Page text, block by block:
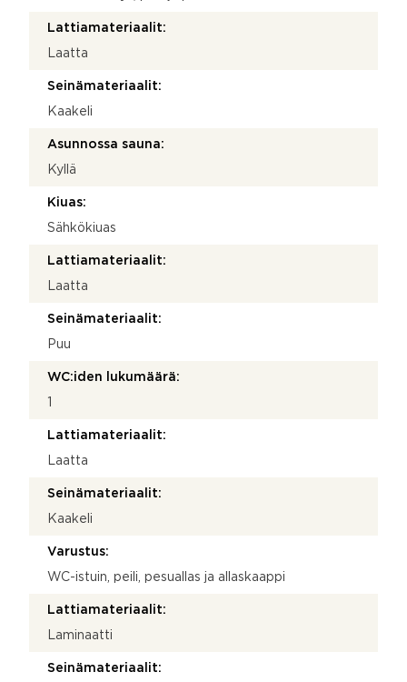
Lattiamateriaalit:
Laatta
Seinämateriaalit:
Kaakeli
Asunnossa sauna:
Kyllä
Kiuas:
Sähkökiuas
Lattiamateriaalit:
Laatta
Seinämateriaalit:
Puu
WC:iden lukumäärä:
Lattiamateriaalit:
Laatta
Seinämateriaalit:
Kaakeli
Varustus:
WC-istuin, peili, pesuallas ja allaskaappi
Lattiamateriaalit:
Laminaatti
Seinämateriaalit: